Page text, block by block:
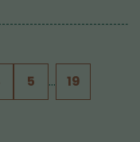
5 …
19